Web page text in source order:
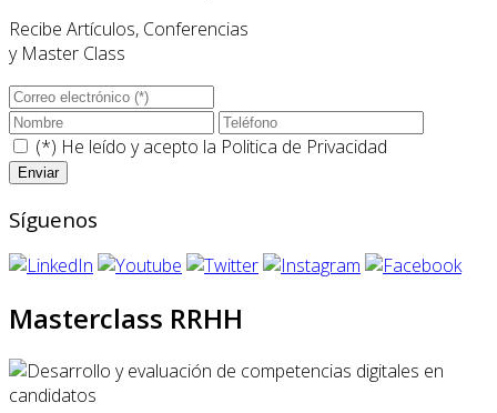
Recibe Artículos, Conferencias
y Master Class
(*) He leído y acepto la Politica de Privacidad
Síguenos
Masterclass RRHH